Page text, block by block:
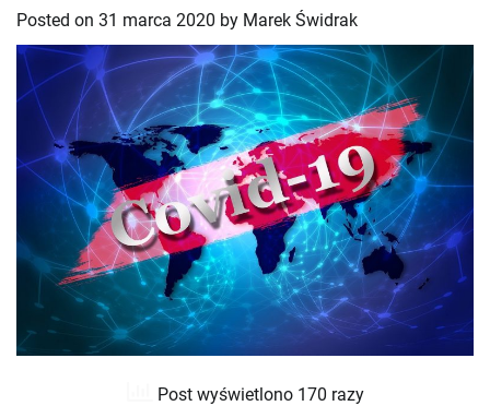
Posted on 31 marca 2020 by Marek Świdrak
Post wyświetlono 170 razy